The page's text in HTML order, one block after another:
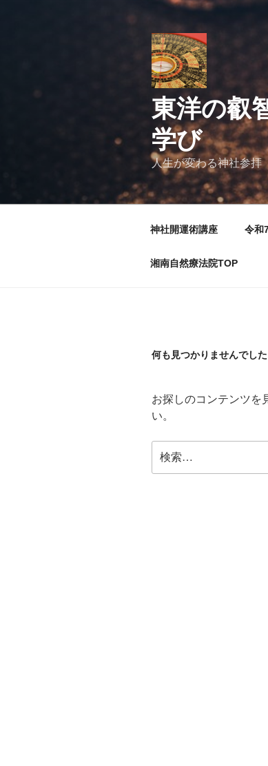
東洋の叡
学び
人生が変わる神社参拝
神社開運術講座 令和
湘南自然療法院TOP
何も見つかりませんでした
お探しのコンテンツを
い。
索: